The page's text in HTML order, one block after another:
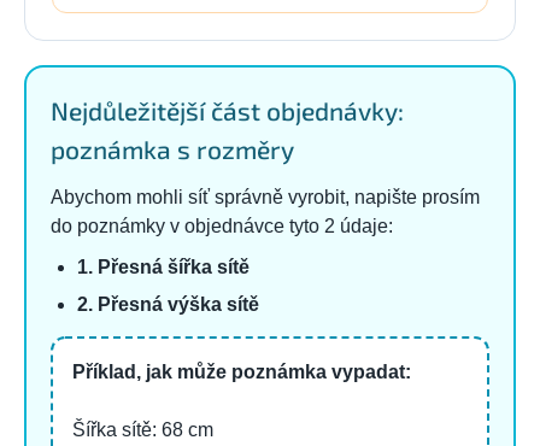
Nejdůležitější část objednávky:
poznámka s rozměry
Abychom mohli síť správně vyrobit, napište prosím
do poznámky v objednávce tyto 2 údaje:
1. Přesná šířka sítě
2. Přesná výška sítě
Příklad, jak může poznámka vypadat:
Šířka sítě: 68 cm